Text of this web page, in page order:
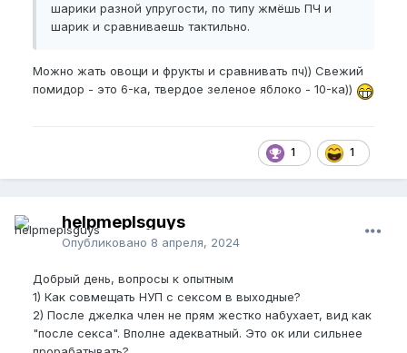
шарики разной упругости, по типу жмёшь ПЧ и
шарик и сравниваешь тактильно.
Можно жать овощи и фрукты и сравнивать пч)) Свежий
помидор - это 6-ка, твердое зеленое яблоко - 10-ка))
1 1
helpmeplsguys
Опубликовано 8 апреля, 2024
Добрый день, вопросы к опытным
1) Как совмещать НУП с сексом в выходные?
2) После джелка член не прям жестко набухает, вид как
"после секса". Вполне адекватный. Это ок или сильнее